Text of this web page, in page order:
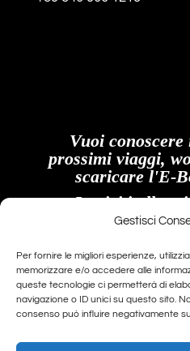
Gestisci
Per fornire le migliori esperienze,
memorizzare e/o accedere alle
queste tecnologie ci permetterà di
navigazione o ID unici su questo sito.
consenso può influire negativamente
Vuoi
prossimi viaggi,
scaricare l'E-
Iscriviti alla
Email
Procedendo accetti la